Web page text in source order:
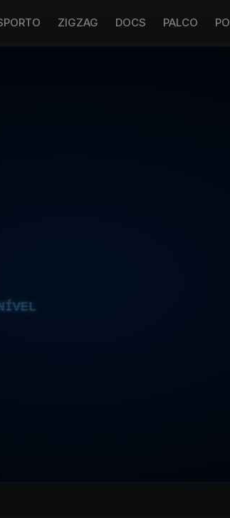
ZIGZAG DOCS PALCO